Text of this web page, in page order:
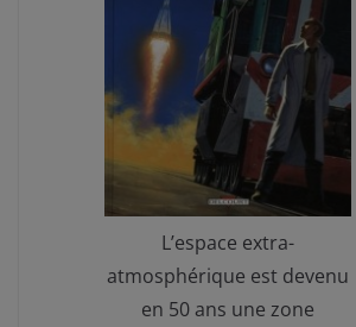
L’espace extra-
atmosphérique est devenu
en 50 ans une zone